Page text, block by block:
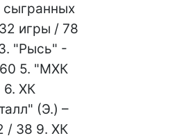
сыгранных
игры / 78
"Рысь" -
5. "МХК
6. ХК
(Э.) –
/ 38 9. ХК